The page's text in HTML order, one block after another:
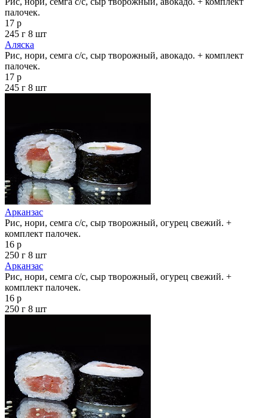
палочек.
17 р
245 г 8 шт
Аляска
Рис, нори, семга с/с, сыр творожный, авокадо. + комплект
палочек.
17 р
245 г 8 шт
Арканзас
Рис, нори, семга с/с, сыр творожный, огурец свежий. +
комплект палочек.
16 р
250 г 8 шт
Арканзас
Рис, нори, семга с/с, сыр творожный, огурец свежий. +
комплект палочек.
16 р
250 г 8 шт